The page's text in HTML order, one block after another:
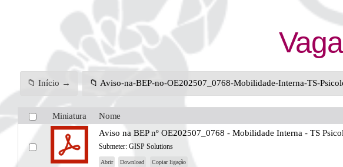
📁 Início → 📁 Aviso-na-BEP-no-OE202507_0768-Mobilidade-Interna-TS-
Miniatura Nome
Aviso na BEP nº OE202507_0768 - Mobilidade Interna - TS
Submeter: GISP Solutions
Abrir Download Copiar ligação